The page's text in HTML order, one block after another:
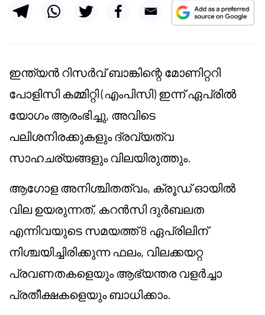
ഇന്ത്യൻ റിസർവ് ബാങ്കിന്റെ മോണിറ്ററി
പോളിസി കമ്മിറ്റി (എംപിസി) ഇന്ന് ഏപ്രിൽ
യോഗം ആരംഭിച്ചു, അവിടെ
പലിശനിരക്കുകളും ദ്രവ്യത്വ
സാഹചര്യങ്ങളും വിലയിരുത്തും.
ആഗോള അനിശ്ചിതത്വം, ക്രൂഡ് ഓയിൽ
വില ഉയരുന്നത്, കറൻസി ദുർബലത
എന്നിവയുടെ സമയത്ത് 8 ഏപ്രിലിന്
നിശ്ചയിച്ചിരിക്കുന്ന ഫലം, വിലക്കയറ്റ
പ്രവണതകളെയും ആഭ്യന്തര വളർച്ചാ
പ്രതീക്ഷകളെയും ബാധിക്കാം.